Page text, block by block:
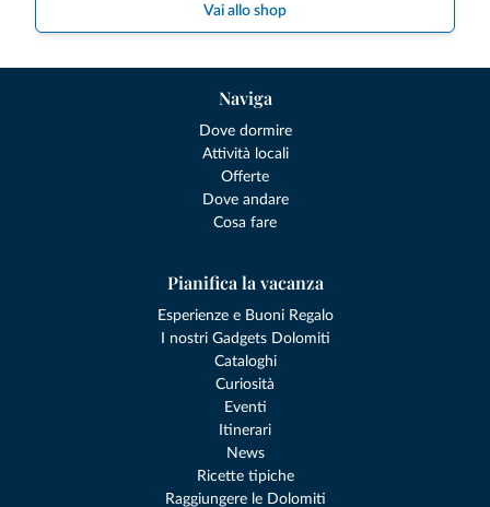
Vai allo shop
Naviga
Dove dormire
Attività locali
Offerte
Dove andare
Cosa fare
Pianifica la vacanza
Esperienze e Buoni Regalo
I nostri Gadgets Dolomiti
Cataloghi
Curiosità
Eventi
Itinerari
News
Ricette tipiche
Raggiungere le Dolomiti